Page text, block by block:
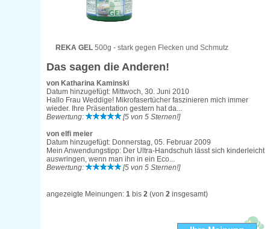
REKA GEL 500g - stark gegen Flecken und Schmutz
Das sagen die Anderen!
von Katharina Kaminski
Datum hinzugefügt: Mittwoch, 30. Juni 2010
Hallo Frau Weddige! Mikrofasertücher faszinieren mich immer
wieder. Ihre Präsentation gestern hat da...
Bewertung:
[5 von 5 Sternen!]
von elfi meier
Datum hinzugefügt: Donnerstag, 05. Februar 2009
Mein Anwendungstipp: Der Ultra-Handschuh lässt sich kinderleicht
auswringen, wenn man ihn in ein Eco...
Bewertung:
[5 von 5 Sternen!]
angezeigte Meinungen:1 bis2 (von2 insgesamt)